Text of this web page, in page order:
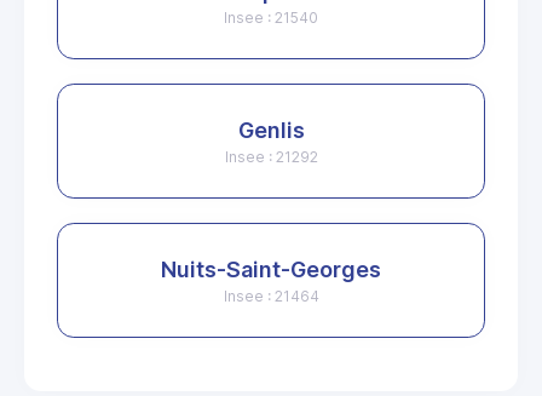
Insee : 21540
Genlis
Insee : 21292
Nuits-Saint-Georges
Insee : 21464